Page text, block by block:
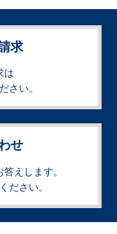
求
は
さい。
せ
えします。
ださい。